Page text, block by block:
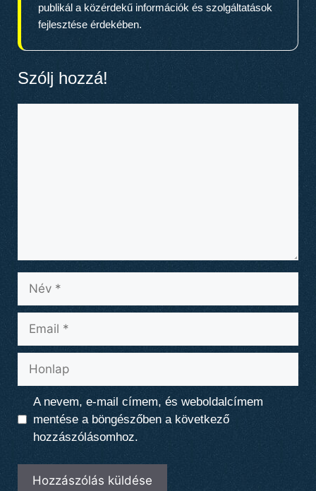
publikál a közérdekű információk és szolgáltatások
fejlesztése érdekében.
Szólj hozzá!
Név
Email
Honlap
A nevem, e-mail címem, és weboldalcímem
mentése a böngészőben a következő
hozzászólásomhoz.